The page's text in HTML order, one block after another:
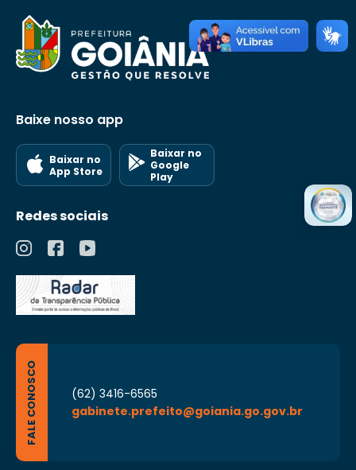
Baixe nosso app
Baixar no
App Store
Baixar no
Google
Play
Redes sociais
FALE CONOSCO
(62) 3416-6565
gabinete.prefeito@goiania.go.gov.br